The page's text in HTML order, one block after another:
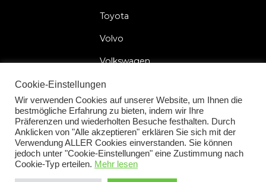
Toyota
Volvo
Volkswagen
2026 © Car Lock Systems
Impressum Allgemeinen Geschäftsbedingungen
Cookie-Einstellungen
Wir verwenden Cookies auf unserer Website, um Ihnen die
bestmögliche Erfahrung zu bieten, indem wir Ihre
Präferenzen und wiederholten Besuche festhalten. Durch
Anklicken von "Alle akzeptieren" erklären Sie sich mit der
Verwendung ALLER Cookies einverstanden. Sie können
jedoch unter "Cookie-Einstellungen" eine Zustimmung nach
Cookie-Typ erteilen. Mehr lesen